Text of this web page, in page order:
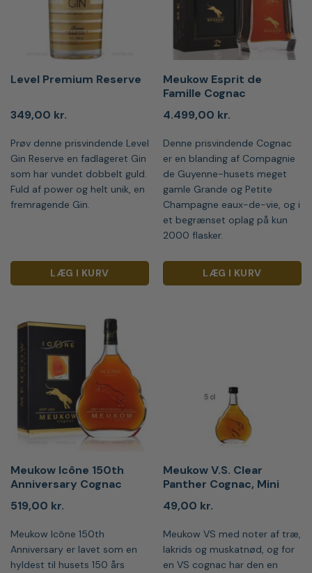
Level Premium Reserve
349,00 kr.
Prøv denne prisvindende Level
Gin Reserve en fadlageret Gin
som har vundet dobbelt guld.
Fuld af power og helt unik, en
fremragende Gin.
LÆG I KURV
Meukow Esprit de
Famille Cognac
4.499,00 kr.
Denne prisvindende Cognac
er en blanding af Compagnie
de Guyenne-husets meget
gamle Grande og Petite
Champagne eaux-de-vie, og i
et begrænset oplag på kun
2000 flasker.
LÆG I KURV
Meukow Icône 150th
Anniversary Cognac
519,00 kr.
Meukow Icône 150th
Anniversary er lavet som en
hyldest til husets 150 års
Meukow V.S. Clear
Panther Cognac, Mini
49,00 kr.
Meukow VS med noter af træ,
lakrids og muskatnød, og for
en VS cognac har den en